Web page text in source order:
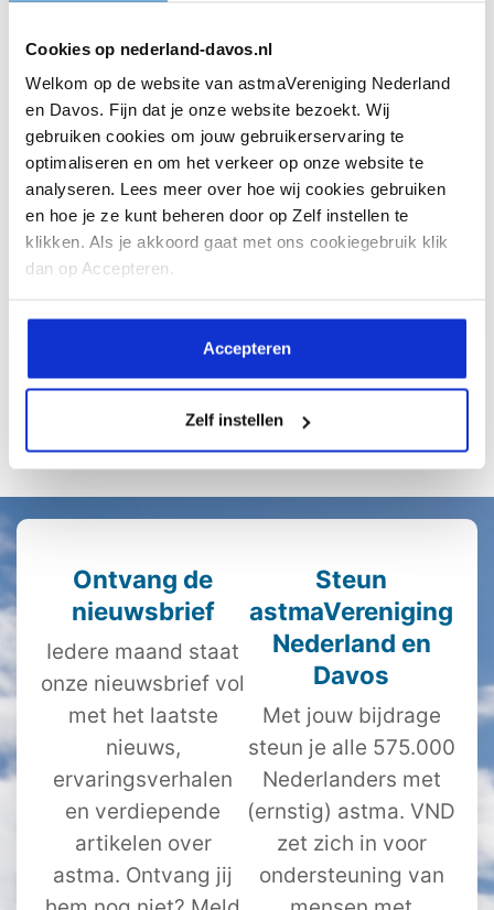
Cookies op nederland-davos.nl
Welkom op de website van astmaVereniging Nederland
en Davos. Fijn dat je onze website bezoekt. Wij
gebruiken cookies om jouw gebruikerservaring te
optimaliseren en om het verkeer op onze website te
analyseren. Lees meer over hoe wij cookies gebruiken
en hoe je ze kunt beheren door op Zelf instellen te
klikken. Als je akkoord gaat met ons cookiegebruik klik
dan op Accepteren.
Accepteren
Zelf instellen
Hoe kom je een hittegolf door als je astma
Op het moment is het warm in
Nederland. Heb je astma, dan kan
Lees meer
Alle artikelen
Ontvang de
nieuwsbrief
Iedere maand staat
onze nieuwsbrief vol
met het laatste
nieuws,
ervaringsverhalen
en verdiepende
artikelen over
astma. Ontvang jij
Steun
astmaVereniging
Nederland en
Davos
Met jouw bijdrage
steun je alle 575.000
Nederlanders met
(ernstig) astma. VND
zet zich in voor
ondersteuning van